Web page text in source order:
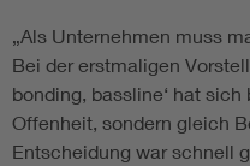
„Als Unternehmen muss
Bei der erstmaligen
bonding, bassline‘ hat
Offenheit, sondern gleich
Entscheidung war schnell